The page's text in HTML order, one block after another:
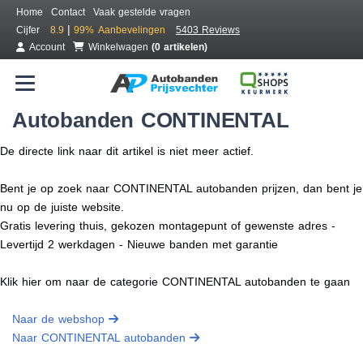
Home Contact
Vaak gestelde vragen
Cijfer
8.9 | 99% Aanbevelingen
5403 Reviews
Account
Winkelwagen (0 artikelen)
Autobanden CONTINENTAL
De directe link naar dit artikel is niet meer actief.
Bent je op zoek naar CONTINENTAL autobanden prijzen, dan bent je
nu op de juiste website.
Gratis levering thuis, gekozen montagepunt of gewenste adres -
Levertijd 2 werkdagen - Nieuwe banden met garantie
Klik hier om naar de categorie CONTINENTAL autobanden te gaan
Naar de webshop
Naar CONTINENTAL autobanden